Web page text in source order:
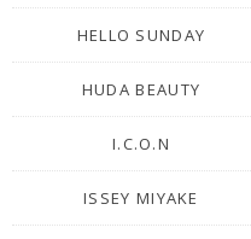
HELLO SUNDAY
HUDA BEAUTY
I.C.O.N
ISSEY MIYAKE